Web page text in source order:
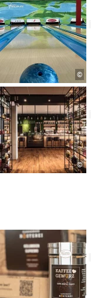
©
©